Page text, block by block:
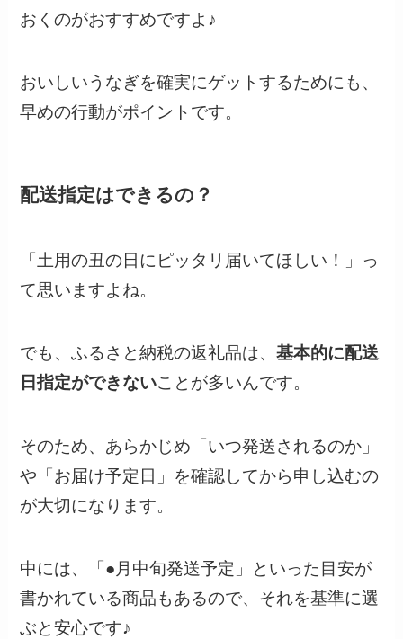
おくのがおすすめですよ♪
おいしいうなぎを確実にゲットするためにも、
早めの行動がポイントです。
配送指定はできるの？
「土用の丑の日にピッタリ届いてほしい！」っ
て思いますよね。
でも、ふるさと納税の返礼品は、基本的に配送
日指定ができないことが多いんです。
そのため、あらかじめ「いつ発送されるのか」
や「お届け予定日」を確認してから申し込むの
が大切になります。
中には、「●月中旬発送予定」といった目安が
書かれている商品もあるので、それを基準に選
ぶと安心です♪